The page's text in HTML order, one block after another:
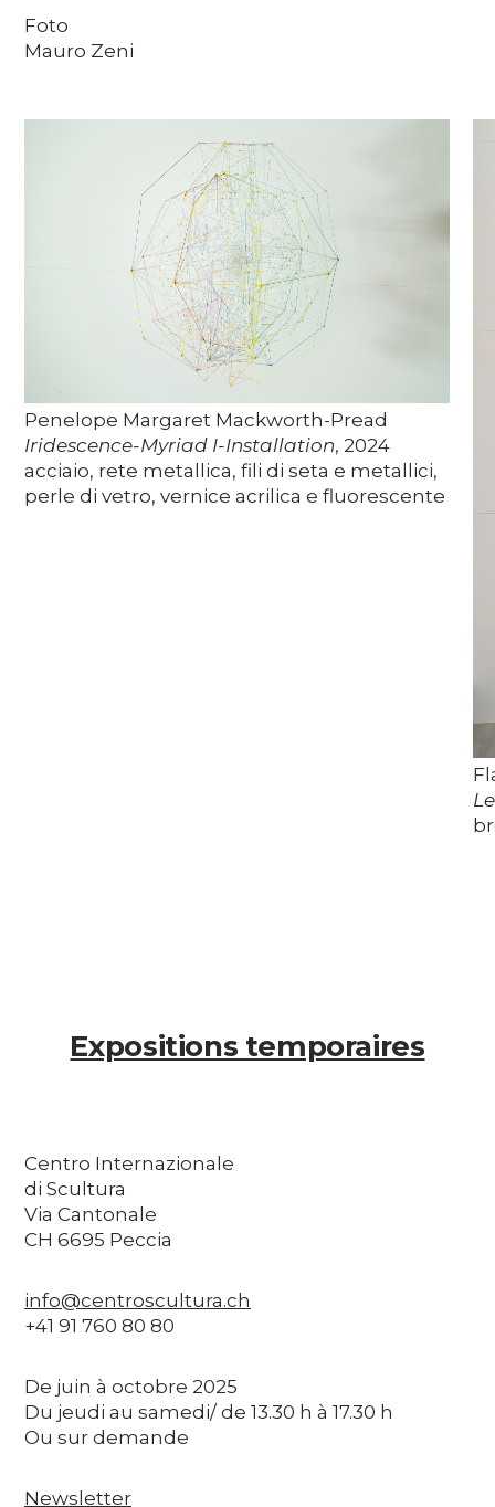
Foto
Mauro Zeni
Penelope Margaret Mackworth-Pread
Iridescence-Myriad I-Installation, 2024
acciaio, rete metallica, fili di seta e metallici,
perle di vetro, vernice acrilica e fluorescente
Expositions temporaires
Centro Internazionale
di Scultura
Via Cantonale
CH 6695 Peccia
info@centroscultura.ch
+41 91 760 80 80
De juin à octobre 2025
Du jeudi au samedi/ de 13.30 h à 17.30 h
Ou sur demande
Newsletter